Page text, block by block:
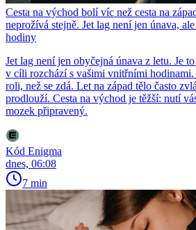
Cesta na východ bolí víc než cesta na
neprožívá stejně. Jet lag není jen únava,
hodiny
Jet lag není jen obyčejná únava z letu. Je
v cíli rozchází s vašimi vnitřními hodinami.
roli, než se zdá. Let na západ tělo často
prodlouží. Cesta na východ je těžší: nutí
mozek připravený.
Kód Enigma
dnes, 06:08
7 min